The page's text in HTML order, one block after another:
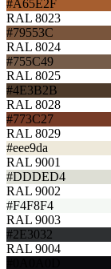
#A65E2F
RAL 8023
#79553C
RAL 8024
#755C49
RAL 8025
#4E3B2B
RAL 8028
#773C27
RAL 8029
#eee9da
RAL 9001
#DDDED4
RAL 9002
#F4F8F4
RAL 9003
#2E3032
RAL 9004